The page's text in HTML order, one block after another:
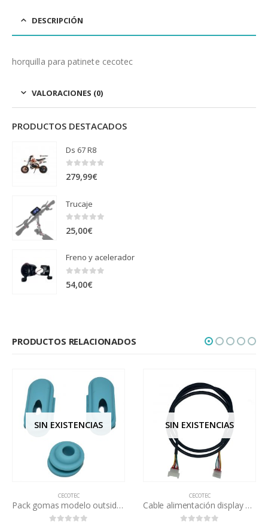
DESCRIPCIÓN
horquilla para patinete cecotec
VALORACIONES (0)
PRODUCTOS DESTACADOS
Ds 67 R8
0out of 5
279,99€
Trucaje
0out of 5
25,00€
Freno y acelerador
0 out of 5
54,00€
PRODUCTOS RELACIONADOS
Pack gomas modelo outsider bongo
SIN EXISTENCIAS
Cable alimentación display para patinete Cecotek (serie A)
SIN